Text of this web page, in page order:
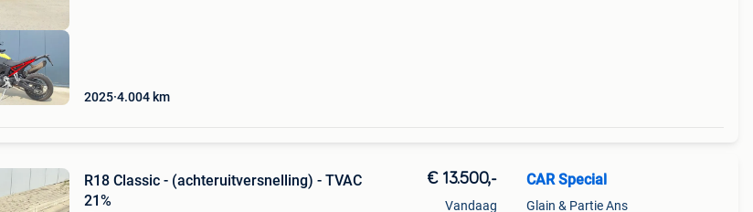
2025 4.004 km
R18 Classic - (achteruitversnelling) - TVAC
21%
€ 13.500,-
Vandaag
CAR Special
Glain & Partie Ans